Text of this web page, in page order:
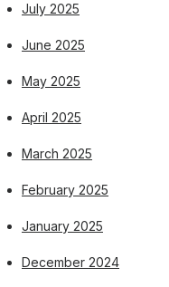
July 2025
June 2025
May 2025
April 2025
March 2025
February 2025
January 2025
December 2024